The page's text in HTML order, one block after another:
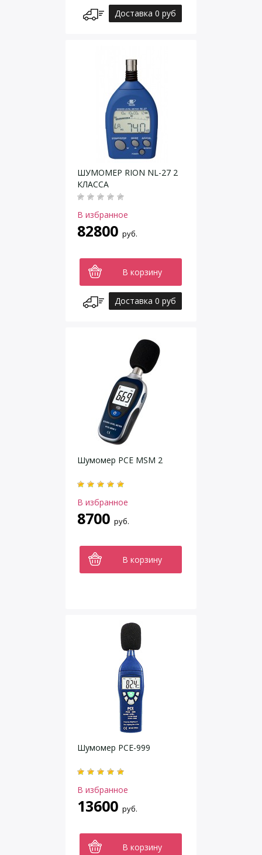
Доставка 0 руб
ШУМОМЕР RION NL-27 2
КЛАССА
В избранное
82800 руб.
В корзину
Доставка 0 руб
Шумомер PCE MSM 2
В избранное
8700 руб.
В корзину
Шумомер PCE-999
В избранное
13600 руб.
В корзину